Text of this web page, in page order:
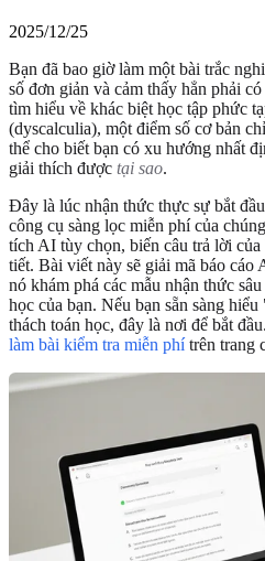
2025/12/25
Bạn đã bao giờ làm một bài trắc
số đơn giản và cảm thấy hẳn phải
tìm hiểu về khác biệt học tập phức
(dyscalculia), một điểm số cơ bản
thể cho biết bạn có xu hướng nhất
giải thích được tại sao.
Đây là lúc nhận thức thực sự bắt
công cụ sàng lọc miễn phí của
tích AI tùy chọn, biến câu trả lời
tiết. Bài viết này sẽ giải mã báo cáo
nó khám phá các mẫu nhận thức
học của bạn. Nếu bạn sẵn sàng
thách toán học, đây là nơi để bắt
làm bài kiểm tra miễn phítrên trang